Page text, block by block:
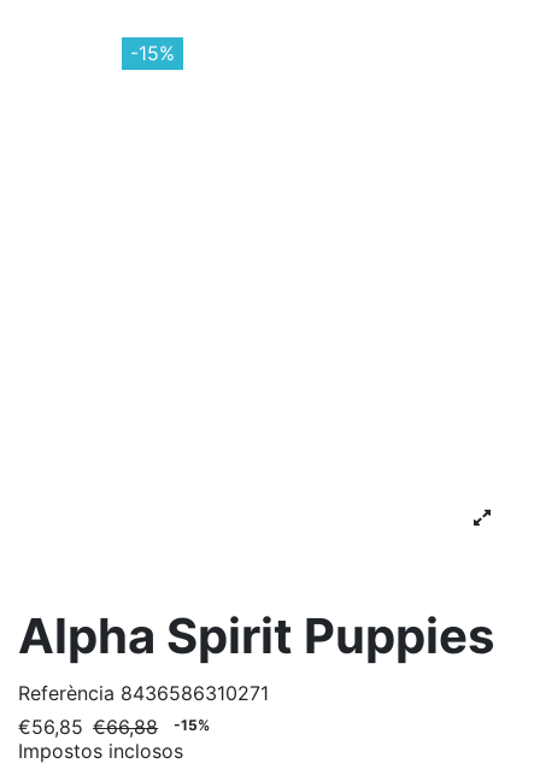
-15%
Alpha Spirit Puppies
Referència 8436586310271
€56,85 €66,88 -15%
Impostos inclosos